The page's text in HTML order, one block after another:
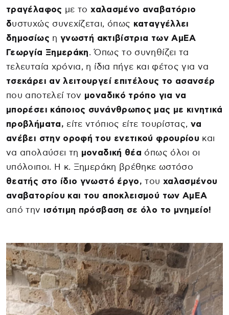
τραγέλαφος με το χαλασμένο αναβατόριο
δυστυχώς συνεχίζεται, όπως καταγγέλλει
δημοσίωςη γνωστή ακτιβίστρια των ΑμΕΑ
Γεωργία Ξημεράκη. Όπως το συνηθίζει τα
τελευταία χρόνια, η ίδια πήγε και φέτος για να
τσεκάρει αν λειτουργεί επιτέλους το ασανσέρ
που αποτελεί τον μοναδικό τρόπο για να
μπορέσει κάποιος συνάνθρωπος μας με κινητικά
προβλήματα, είτε ντόπιος είτε τουρίστας, να
ανέβει στην οροφή του ενετικού φρουρίου και
να απολαύσει τη μοναδική θέα όπως όλοι οι
υπόλοιποι. Η κ. Ξημεράκη βρέθηκε ωστόσο
θεατής στο ίδιο γνωστό έργο, του χαλασμένου
αναβατορίου και του αποκλεισμού των ΑμΕΑ
από την ισότιμη πρόσβαση σε όλο το μνημείο!